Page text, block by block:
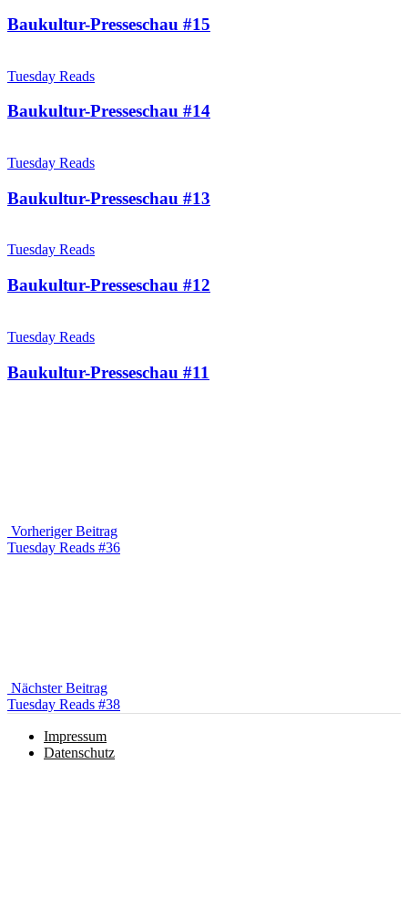
Baukultur-Presseschau #15
Tuesday Reads
Baukultur-Presseschau #14
Tuesday Reads
Baukultur-Presseschau #13
Tuesday Reads
Baukultur-Presseschau #12
Tuesday Reads
Baukultur-Presseschau #11
Vorheriger Beitrag
Vorheriger
Tuesday Reads #36
Nächster Beitrag
Nächster
Tuesday Reads #38
Impressum
Datenschutz